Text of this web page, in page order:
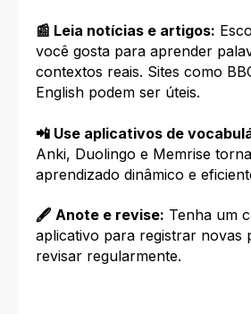
📰 Leia notícias e artigos:
você gosta para aprender
contextos reais. Sites como
English podem ser úteis.
📲 Use aplicativos de
Anki, Duolingo e Memrise
aprendizado dinâmico e
🖋️ Anote e revise: Tenha um
aplicativo para registrar novas
revisar regularmente.